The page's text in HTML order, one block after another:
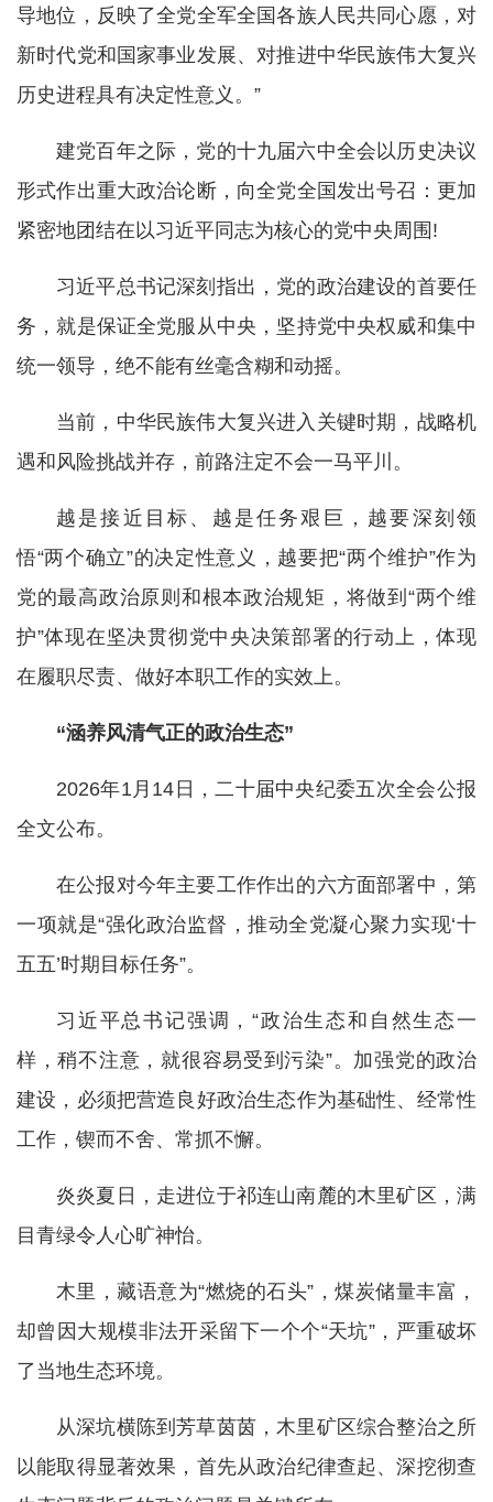
导地位，反映了全党全军全国各族人民共同心愿，对
新时代党和国家事业发展、对推进中华民族伟大复兴
历史进程具有决定性意义。”
建党百年之际，党的十九届六中全会以历史决议
形式作出重大政治论断，向全党全国发出号召：更加
紧密地团结在以习近平同志为核心的党中央周围!
习近平总书记深刻指出，党的政治建设的首要任
务，就是保证全党服从中央，坚持党中央权威和集中
统一领导，绝不能有丝毫含糊和动摇。
当前，中华民族伟大复兴进入关键时期，战略机
遇和风险挑战并存，前路注定不会一马平川。
越是接近目标、越是任务艰巨，越要深刻领
悟“两个确立”的决定性意义，越要把“两个维护”作为
党的最高政治原则和根本政治规矩，将做到“两个维
护”体现在坚决贯彻党中央决策部署的行动上，体现
在履职尽责、做好本职工作的实效上。
“涵养风清气正的政治生态”
2026年1月14日，二十届中央纪委五次全会公报
全文公布。
在公报对今年主要工作作出的六方面部署中，第
一项就是“强化政治监督，推动全党凝心聚力实现‘十
五五’时期目标任务”。
习近平总书记强调，“政治生态和自然生态一
样，稍不注意，就很容易受到污染”。加强党的政治
建设，必须把营造良好政治生态作为基础性、经常性
工作，锲而不舍、常抓不懈。
炎炎夏日，走进位于祁连山南麓的木里矿区，满
目青绿令人心旷神怡。
木里，藏语意为“燃烧的石头”，煤炭储量丰富，
却曾因大规模非法开采留下一个个“天坑”，严重破坏
了当地生态环境。
从深坑横陈到芳草茵茵，木里矿区综合整治之所
以能取得显著效果，首先从政治纪律查起、深挖彻查